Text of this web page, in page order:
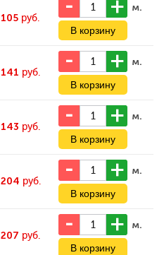
105 руб.
м.
141 руб.
м.
143 руб.
м.
204 руб.
м.
207 руб.
м.